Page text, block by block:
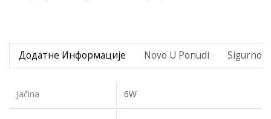
Додатне Информације Novo U Ponudi Sigurno
Jačina 6W